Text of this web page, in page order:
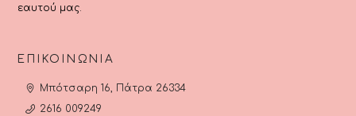
εαυτού μας.
ΕΠΙΚΟΙΝΩΝΊΑ
Μπότσαρη 16, Πάτρα 26334
2616 009249